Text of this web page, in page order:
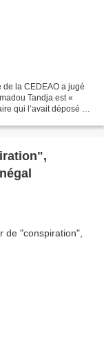
la CEDEAO a jugé
Tandja est «
qui l’avait déposé au